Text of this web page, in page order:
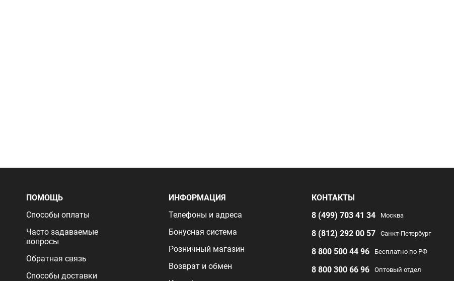
ПОМОЩЬ
Способы оплаты
Часто задаваемые
вопросы
Обратная связь
Способы доставки
ИНФОРМАЦИЯ
Телефоны и адреса
Бонусная система
Розничный магазин
Возврат и обмен
КОНТАКТЫ
8 (499) 703 41 34
Москва
8 (812) 292 00 57 Санкт-Петербург
8 800 500 44 96 Бесплатно по РФ
8 800 300 66 96
Оптовый отдел